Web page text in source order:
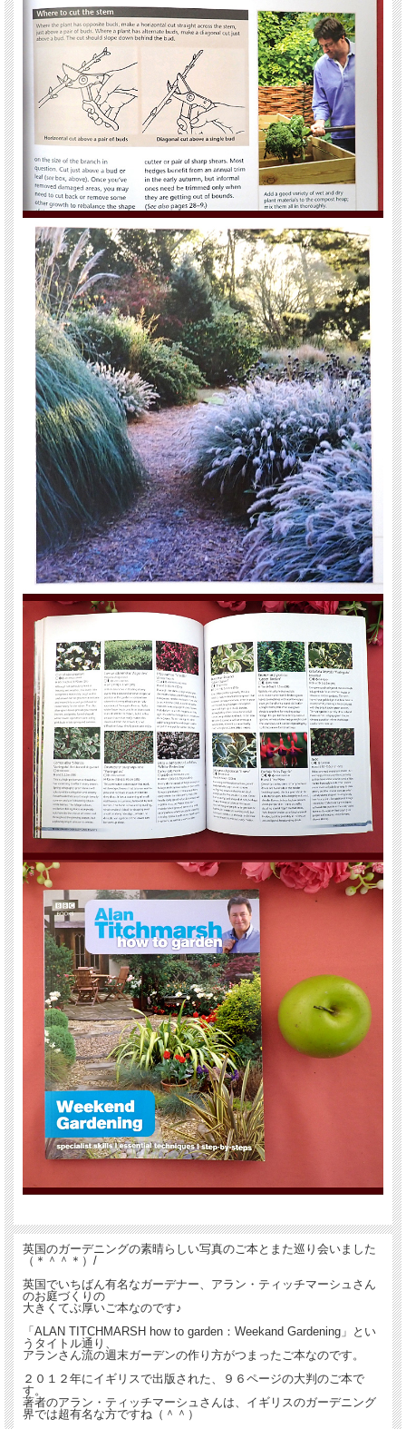
英国のガーデニングの素晴らしい写真のご本とまた巡り会いました
（＊＾＾＊）/
英国でいちばん有名なガーデナー、アラン・ティッチマーシュさん
のお庭づくりの
大きくてぶ厚いご本なのです♪
「ALAN TITCHMARSH how to garden：Weekand Gardening」とい
うタイトル通り、
アランさん流の週末ガーデンの作り方がつまったご本なのです。
２０１２年にイギリスで出版された、９６ページの大判のご本で
す。
著者のアラン・ティッチマーシュさんは、イギリスのガーデニング
界では超有名な方ですね（＾＾）